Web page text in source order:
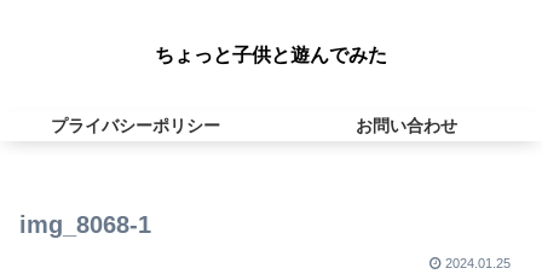
ちょっと子供と遊んでみた
プライバシーポリシー お問い合わせ
img_8068-1
2024.01.25